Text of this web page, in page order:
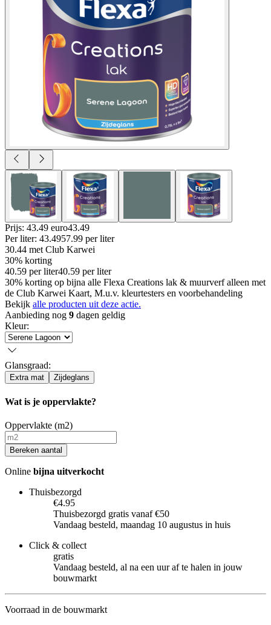
Prijs: 43.49 euro43.49
Per liter: 43.4957.99 per liter
30.44 met Club Karwei
30% korting
40.59 per liter40.59 per liter
30% korting op bijna alle Flexa Creations lak & muurverf alleen met
de Club Karwei Kaart, M.u.v. kleurtesters en voorbehandeling
Bekijk alle producten uit deze actie.
Aanbieding nog 9 dagen geldig
Kleur:
Glansgraad:
Extra mat Zijdeglans
Wat is je oppervlakte?
Oppervlakte (m2)
Bereken aantal
Online bijna uitverkocht
Thuisbezorgd
€4.95
Thuisbezorgd gratis vanaf €50
Vandaag besteld, maandag 10 augustus in huis
Click & collect
gratis
Vandaag besteld, al na een uur af te halen in jouw
bouwmarkt
Voorraad in de bouwmarkt